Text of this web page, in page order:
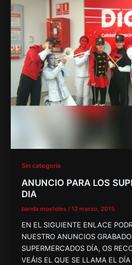
Sin categoría
ANUNCIO PARA LOS
DIA
banda mostoles/12 marzo, 2015
EN EL SIGUIENTE ENLACE
NUESTRO ANUNCIOS
SUPERMERCADOS DÍA, OS
VEÁIS EL QUE SE LLAMA EL